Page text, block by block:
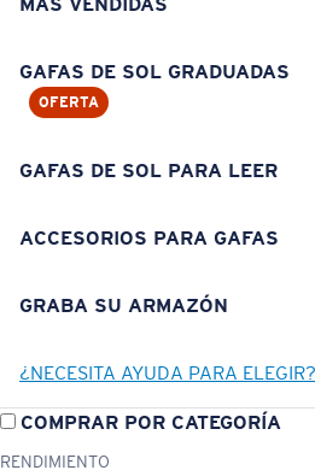
GAFAS DE SOL GRADUADAS
OFERTA
GAFAS DE SOL PARA LEER
ACCESORIOS PARA GAFAS
GRABA SU ARMAZÓN
¿NECESITA AYUDA PARA ELEGIR?
COMPRAR POR CATEGORÍA
RENDIMIENTO